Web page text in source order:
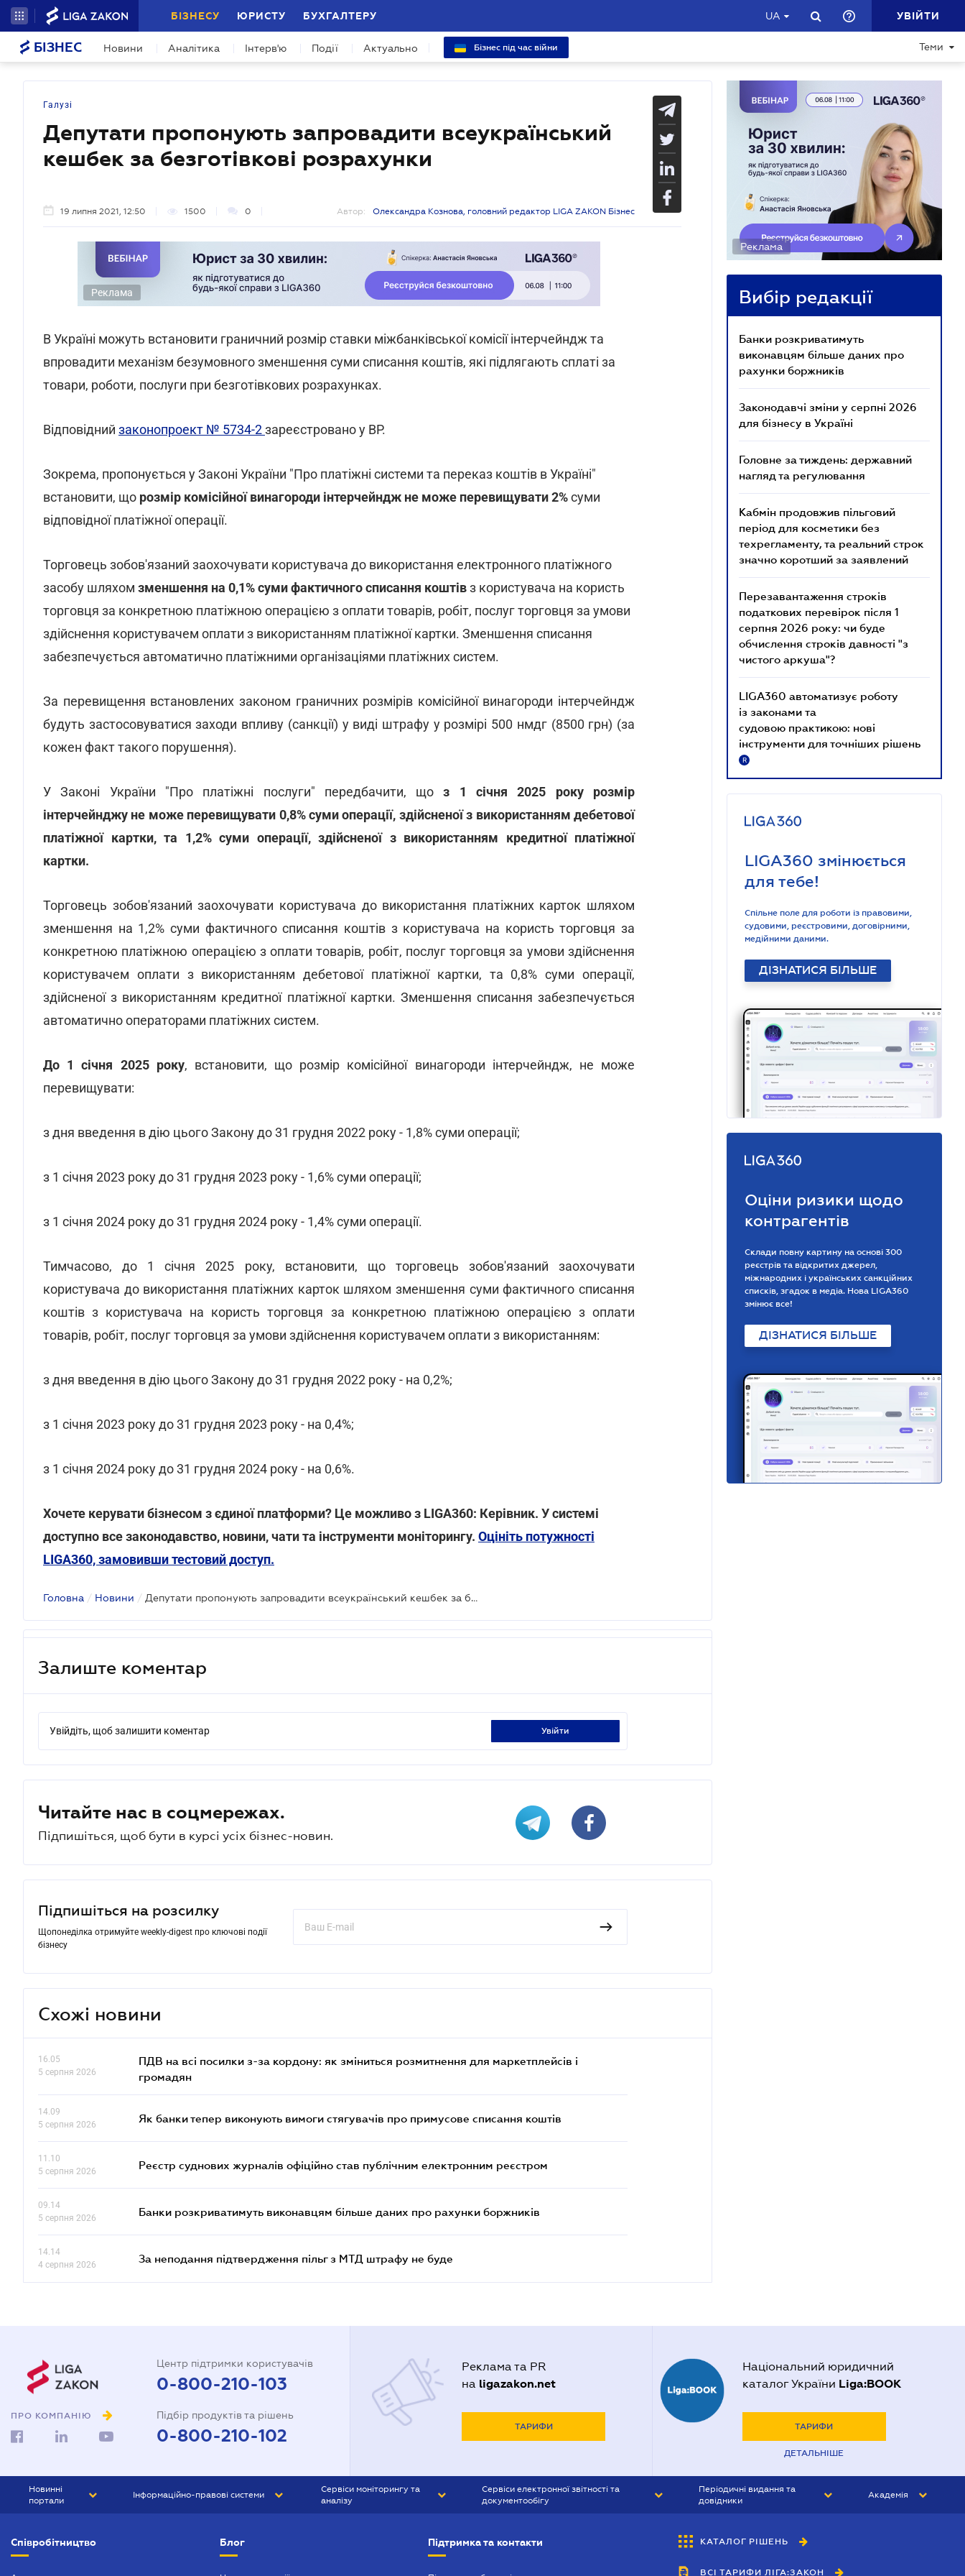
БІЗНЕСУ ЮРИСТУ БУХГАЛТЕРУ UA УВІЙТИ
БІЗНЕС Новини Аналітика Інтерв'ю Події Актуально Бізнес під час війни Теми
Галузі
Депутати пропонують запровадити всеукраїнський
кешбек за безготівкові розрахунки
19 липня 2021, 12:50 1500 0 Автор: Олександра Кознова, головний редактор LIGA ZAKON Бізнес
Реклама
В Україні можуть встановити граничний розмір ставки міжбанківської комісії інтерчейндж та
впровадити механізм безумовного зменшення суми списання коштів, які підлягають сплаті за
товари, роботи, послуги при безготівкових розрахунках.
Відповідний законопроект № 5734-2зареєстровано у ВР.
Зокрема, пропонується у Законі України "Про платіжні системи та переказ коштів в Україні"
встановити, що розмір комісійної винагороди інтерчейндж не може перевищувати 2%суми
відповідної платіжної операції.
Торговець зобов'язаний заохочувати користувача до використання електронного платіжного
засобу шляхом зменшення на 0,1% суми фактичного списання коштівз користувача на користь
торговця за конкретною платіжною операцією з оплати товарів, робіт, послуг торговця за умови
здійснення користувачем оплати з використанням платіжної картки. Зменшення списання
забезпечується автоматично платіжними організаціями платіжних систем.
За перевищення встановлених законом граничних розмірів комісійної винагороди інтерчейндж
будуть застосовуватися заходи впливу (санкції) у виді штрафу у розмірі 500 нмдг (8500 грн) (за
кожен факт такого порушення).
У Законі України "Про платіжні послуги" передбачити, щоз 1 січня 2025 року розмір
інтерчейнджу не може перевищувати 0,8% суми операції, здійсненої з використанням дебетової
платіжної картки, та 1,2% суми операції, здійсненої з використанням кредитної платіжної
картки.
Торговець зобов'язаний заохочувати користувача до використання платіжних карток шляхом
зменшення на 1,2% суми фактичного списання коштів з користувача на користь торговця за
конкретною платіжною операцією з оплати товарів, робіт, послуг торговця за умови здійснення
користувачем оплати з використанням дебетової платіжної картки, та 0,8% суми операції,
здійсненої з використанням кредитної платіжної картки. Зменшення списання забезпечується
автоматично операторами платіжних систем.
До 1 січня 2025 року, встановити, що розмір комісійної винагороди інтерчейндж, не може
перевищувати:
з дня введення в дію цього Закону до 31 грудня 2022 року - 1,8% суми операції;
з 1 січня 2023 року до 31 грудня 2023 року - 1,6% суми операції;
з 1 січня 2024 року до 31 грудня 2024 року - 1,4% суми операції.
Тимчасово, до 1 січня 2025 року, встановити, що торговець зобов'язаний заохочувати
користувача до використання платіжних карток шляхом зменшення суми фактичного списання
коштів з користувача на користь торговця за конкретною платіжною операцією з оплати
товарів, робіт, послуг торговця за умови здійснення користувачем оплати з використанням:
з дня введення в дію цього Закону до 31 грудня 2022 року - на 0,2%;
з 1 січня 2023 року до 31 грудня 2023 року - на 0,4%;
з 1 січня 2024 року до 31 грудня 2024 року - на 0,6%.
Хочете керувати бізнесом з єдиної платформи? Це можливо з LIGA360: Керівник. У системі
доступно все законодавство, новини, чати та інструменти моніторингу. Оцініть потужності
LIGA360, замовивши тестовий доступ.
Головна / Новини / Депутати пропонують запровадити всеукраїнський кешбек за безготівкові розрахунки
Залиште коментар
Увійдіть, щоб залишити коментар увійти
Читайте нас в соцмережах.
Підпишіться, щоб бути в курсі усіх бізнес-новин.
Підпишіться на розсилку
Щопонеділка отримуйте weekly-digest про ключові події
бізнесу
Схожі новини
16.05
5 серпня 2026
ПДВ на всі посилки з-за кордону: як зміниться розмитнення для маркетплейсів і
громадян
14.09
5 серпня 2026
Як банки тепер виконують вимоги стягувачів про примусове списання коштів
11.10
5 серпня 2026
Реєстр суднових журналів офіційно став публічним електронним реєстром
09.14
5 серпня 2026
Банки розкриватимуть виконавцям більше даних про рахунки боржників
14.14
4 серпня 2026
За неподання підтвердження пільг з МТД штрафу не буде
Реклама
Вибір редакції
Банки розкриватимуть
виконавцям більше даних про
рахунки боржників
Законодавчі зміни у серпні 2026
для бізнесу в Україні
Головне за тиждень: державний
нагляд та регулювання
Кабмін продовжив пільговий
період для косметики без
техрегламенту, та реальний строк
значно коротший за заявлений
Перезавантаження строків
податкових перевірок після 1
серпня 2026 року: чи буде
обчислення строків давності "з
чистого аркуша"?
LIGA360 автоматизує роботу
із законами та
судовою практикою: нові
інструменти для точніших рішень
R
LIGA360 змінюється
для тебе!
Спільне поле для роботи із правовими,
судовими, реєстровими, договірними,
медійними даними.
ДІЗНАТИСЯ БІЛЬШЕ
Оціни ризики щодо
контрагентів
Склади повну картину на основі 300
реєстрів та відкритих джерел,
міжнародних і українських санкційних
списків, згадок в медіа. Нова LIGA360
змінює все!
ДІЗНАТИСЯ БІЛЬШЕ
ПРО КОМПАНІЮ
Центр підтримки користувачів
0-800-210-103
Підбір продуктів та рішень
0-800-210-102
Реклама та PR
на ligazakon.net
ТАРИФИ
Національний юридичний
каталог України Liga:BOOK
ТАРИФИ
ДЕТАЛЬНІШЕ
Новинні
портали
БІЗНЕС
Інформаційно-правові системи
Сервіси моніторингу та
аналізу
Сервіси електронної звітності та
документообігу
Періодичні видання та
довідники
БУХГАЛТЕР&ЗАКОН
ВІСНИК МСФЗ
Академія
Співробітництво Блог Підтримка та контакти КАТАЛОГ РІШЕНЬ
ВСІ ТАРИФИ ЛІГА:ЗАКОН